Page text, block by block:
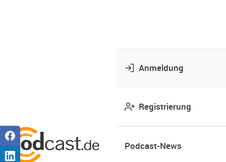
Anmeldung
Registrierung
Podcast-News